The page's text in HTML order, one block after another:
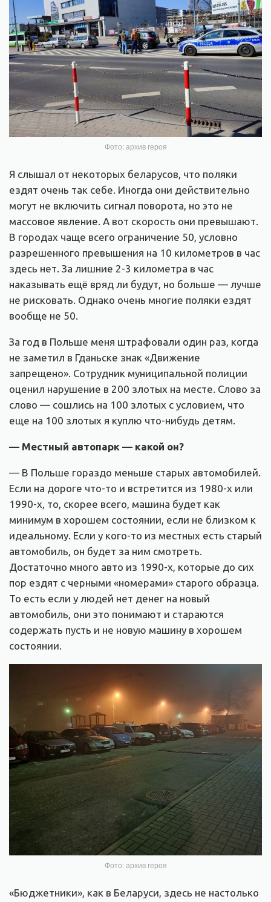
Фото: архив героя
Я слышал от некоторых беларусов, что поляки
ездят очень так себе. Иногда они действительно
могут не включить сигнал поворота, но это не
массовое явление. А вот скорость они превышают.
В городах чаще всего ограничение 50, условно
разрешенного превышения на 10 километров в час
здесь нет. За лишние 2-3 километра в час
наказывать ещё вряд ли будут, но больше — лучше
не рисковать. Однако очень многие поляки ездят
вообще не 50.
За год в Польше меня штрафовали один раз, когда
не заметил в Гданьске знак «Движение
запрещено». Сотрудник муниципальной полиции
оценил нарушение в 200 злотых на месте. Слово за
слово — сошлись на 100 злотых с условием, что
еще на 100 злотых я куплю что-нибудь детям.
— Местный автопарк — какой он?
— В Польше гораздо меньше старых автомобилей.
Если на дороге что-то и встретится из 1980-х или
1990-х, то, скорее всего, машина будет как
минимум в хорошем состоянии, если не близком к
идеальному. Если у кого-то из местных есть старый
автомобиль, он будет за ним смотреть.
Достаточно много авто из 1990-х, которые до сих
пор ездят с черными «номерами» старого образца.
То есть если у людей нет денег на новый
автомобиль, они это понимают и стараются
содержать пусть и не новую машину в хорошем
состоянии.
Фото: архив героя
«Бюджетники», как в Беларуси, здесь не настолько